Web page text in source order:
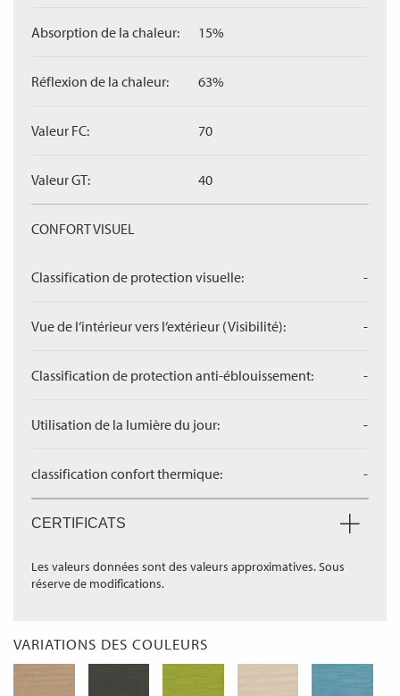
Absorption de la chaleur: 15%
Réflexion de la chaleur: 63%
Valeur FC: 70
Valeur GT: 40
CONFORT VISUEL
Classification de protection visuelle: -
Vue de l‘intérieur vers l‘extérieur (Visibilité): -
Classification de protection anti-éblouissement: -
Utilisation de la lumière du jour: -
classification confort thermique: -
CERTIFICATS
Les valeurs données sont des valeurs approximatives. Sous
réserve de modifications.
VARIATIONS DES COULEURS